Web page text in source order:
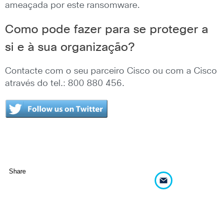
ameaçada por este ransomware.
Como pode fazer para se proteger a
si e à sua organização?
Contacte com o seu parceiro Cisco ou com a Cisco
através do tel.: 800 880 456.
Share